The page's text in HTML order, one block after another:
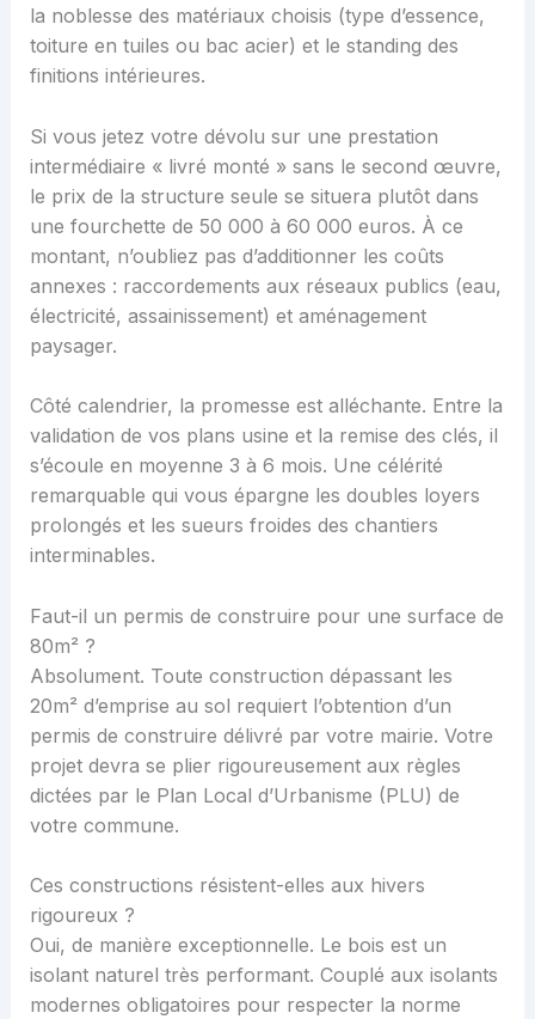
la noblesse des matériaux choisis (type d’essence,
toiture en tuiles ou bac acier) et le standing des
finitions intérieures.
Si vous jetez votre dévolu sur une prestation
intermédiaire « livré monté » sans le second œuvre,
le prix de la structure seule se situera plutôt dans
une fourchette de 50 000 à 60 000 euros. À ce
montant, n’oubliez pas d’additionner les coûts
annexes : raccordements aux réseaux publics (eau,
électricité, assainissement) et aménagement
paysager.
Côté calendrier, la promesse est alléchante. Entre la
validation de vos plans usine et la remise des clés, il
s’écoule en moyenne 3 à 6 mois. Une célérité
remarquable qui vous épargne les doubles loyers
prolongés et les sueurs froides des chantiers
interminables.
Faut-il un permis de construire pour une surface de
80m² ?
Absolument. Toute construction dépassant les
20m² d’emprise au sol requiert l’obtention d’un
permis de construire délivré par votre mairie. Votre
projet devra se plier rigoureusement aux règles
dictées par le Plan Local d’Urbanisme (PLU) de
votre commune.
Ces constructions résistent-elles aux hivers
rigoureux ?
Oui, de manière exceptionnelle. Le bois est un
isolant naturel très performant. Couplé aux isolants
modernes obligatoires pour respecter la norme